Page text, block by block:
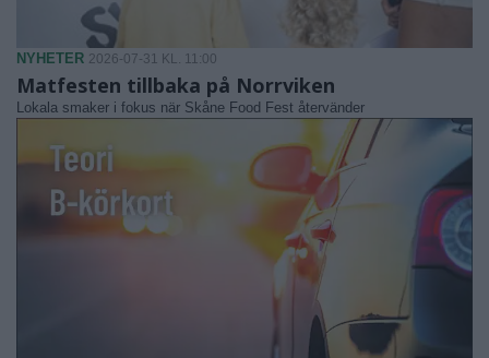
NYHETER 2026-07-31 KL. 11:00
Matfesten tillbaka på Norrviken
Lokala smaker i fokus när Skåne Food Fest återvänder